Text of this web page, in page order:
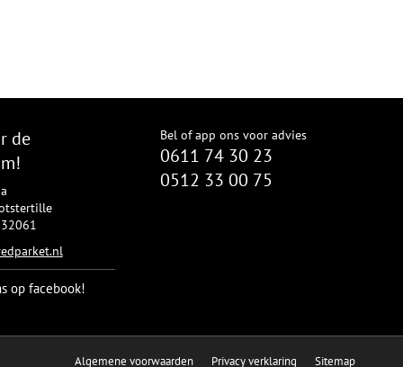
de
op facebook!
Bel of app ons voor advies
0611 74 30 23
0512 33 00 75
Algemene voorwaarden Privacy verklaring Sitemap